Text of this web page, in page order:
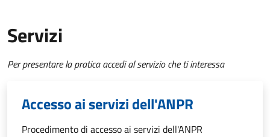
Servizi
Per presentare la pratica accedi al servizio che ti interessa
Accesso ai servizi dell'ANPR
Procedimento di accesso ai servizi dell'ANPR